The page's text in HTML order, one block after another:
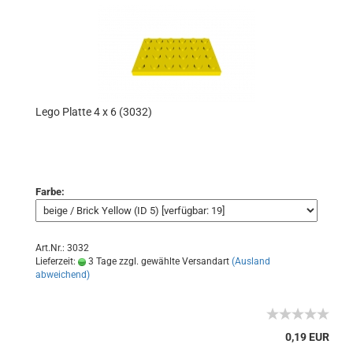
Lego Platte 4 x 6 (3032)
Farbe:
Art.Nr.: 3032
Lieferzeit:
3 Tage zzgl. gewählte Versandart (Ausland
abweichend)
0,19 EUR